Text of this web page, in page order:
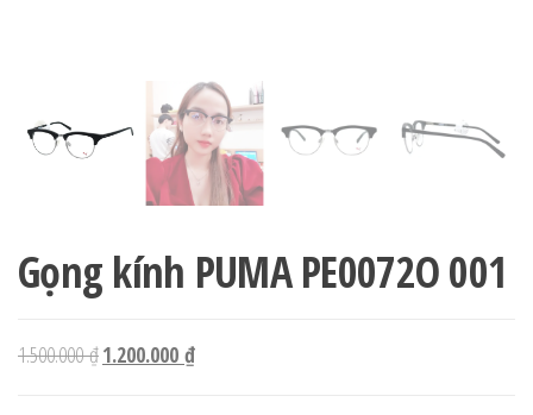
Gọng kính PUMA PE0072O 001
1.500.000₫Giá
1.200.000 ₫Giá